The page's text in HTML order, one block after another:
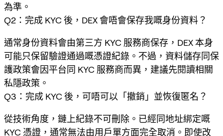
為準。
Q2：完成 KYC 後，DEX 會唔會保存我嘅身份資料？
通常身份資料會由第三方 KYC 服務商保存，DEX 本身
可能只保留驗證通過嘅憑證紀錄。不過，資料儲存同保
護政策會因平台同 KYC 服務商而異，建議先閱讀相關
私隱政策。
Q3：完成 KYC 後，可唔可以「撤銷」並恢復匿名？
從技術角度，鏈上紀錄不可刪除。已經同地址綁定嘅
KYC 憑證，通常無法由用戶單方面完全取消。即使改